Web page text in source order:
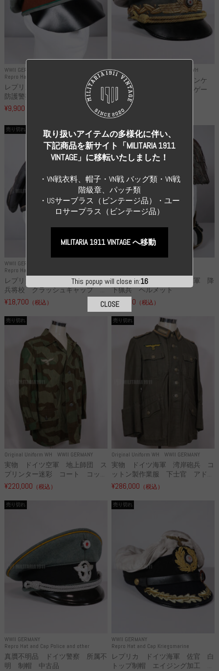
WWII GERMANY
Repro Hat and Cap Police and other
レプリカ ドイツ秩序警察 都市
防護警察 クラッシュキャップ...
¥9,900
WWII GERMANY Repro Uniforms WH
レプリカ ミヒャエル・ヤンケ
製 国家元帥 ヘルマン・ゲー
リ...
¥55,000
WWII GERMANY
Repro Hat and Cap SS and WSS
売り切れ
レプリカ 武装親衛隊 WSS 歩
兵将校 クラッシュキャップ ...
¥18,700 （税込）
売り切れ
高品質レプリカ ドイツ空軍 降
下猟兵 ヘルメット
¥49,800 （税込）
Original Uniform WH WWII GERMANY
売り切れ
実物 ドイツ空軍 地上師団 ス
プリンター迷彩 コート コッ...
¥220,000 （税込）
Original Uniform WH WWII GERMANY
売り切れ
実物 ドイツ海軍 湾岸砲兵 コ
ットン製作業服 下士官 アド...
¥286,000 （税込）
WWII GERMANY
Repro Hat and Cap Police and other
売り切れ
真贋不明品 ドイツ警察 所属不
明 制帽 中古品
WWII GERMANY
Repro Hat and Cap Kriegsmarine
売り切れ
レプリカ ドイツ海軍 佐官 白
トップ制帽 エイジング加工 ...
This popup will close in:14
取り扱いアイテムの多様化に伴い、
下記商品を新サイト「MILITARIA 1911
VINTAGE」に移転いたしました！
・VN戦衣料、帽子・VN戦 バッグ類・VN戦
階級章、パッチ類
・USサーブラス（ビンテージ品）・ユー
ロサープラス（ビンテージ品）
MILITARIA 1911 VINTAGE へ移動
CLOSE